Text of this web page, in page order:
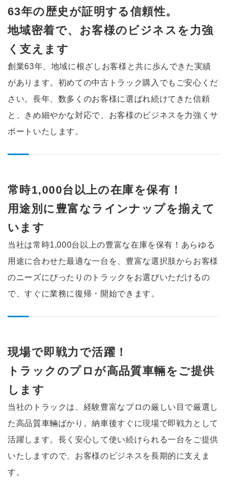
63年の歴史が証明する信頼性。
地域密着で、お客様のビジネスを 力強
く支えます
創業63年、地域に根ざしお客様と共に歩んできた実績
があります。初めての中古トラック購入でもご安心くだ
さい。長年、数多くのお客様に選ばれ続けてきた信頼
と、きめ細やかな対応で、お客様のビジネスを力強くサ
ポートいたします。
常時1,000台以上の在庫を保有！
用途別に豊富なラインナップを揃えて
います
当社は常時1,000台以上の豊富な在庫を保有！ あらゆる
用途に合わせた最適な一台を、豊富な選択肢からお客様
のニーズにぴったりのトラックをお選びいただけるの
で、すぐに業務に復帰・開始できます。
現場で即戦力で活躍！
トラックのプロが高品質車輛を ご提供
します
当社のトラックは、経験豊富なプロの厳しい目で厳選し
た高品質車輛ばかり。納車後すぐに現場で即戦力として
活躍します。長く安心して使い続けられる一台をご提供
いたしますので、お客様のビジネスを長期的に支えま
す。